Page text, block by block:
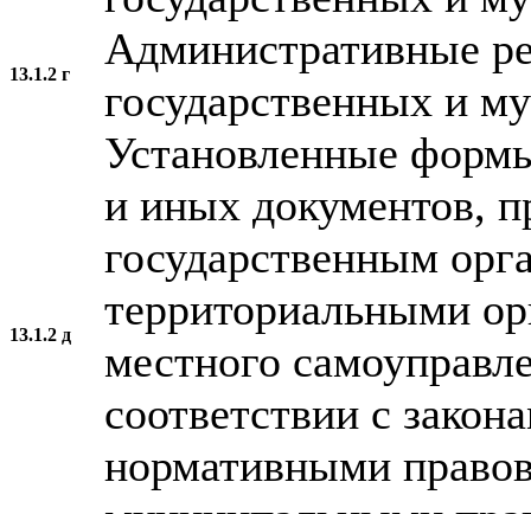
13.1.2 г
Административные
государственных и
13.1.2 д
Установленные
и иных документов,
государственным
территориальными
местного
соответствии с
нормативными